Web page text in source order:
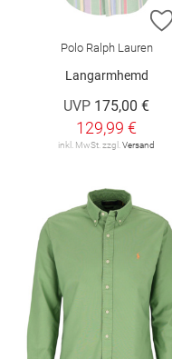
Polo Ralph Lauren
Langarmhemd
UVP 175,00 €
129,99 €
inkl. MwSt. zzgl. Versand